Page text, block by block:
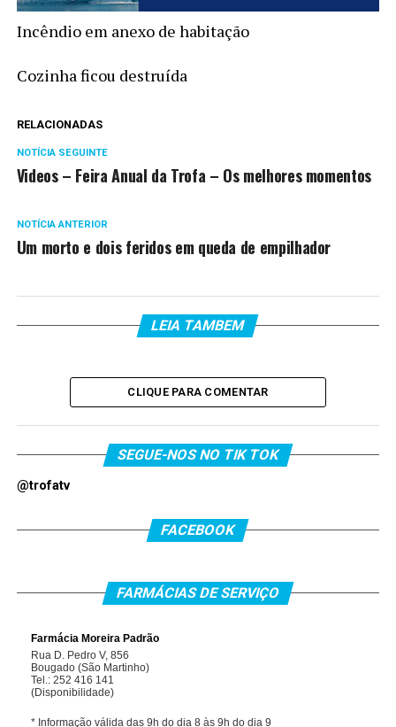
Incêndio em anexo de habitação
Cozinha ficou destruída
RELACIONADAS
NOTÍCIA SEGUINTE
Videos – Feira Anual da Trofa – Os melhores momentos
NOTÍCIA ANTERIOR
Um morto e dois feridos em queda de empilhador
LEIA TAMBEM
CLIQUE PARA COMENTAR
SEGUE-NOS NO TIK TOK
@trofatv
FACEBOOK
FARMÁCIAS DE SERVIÇO